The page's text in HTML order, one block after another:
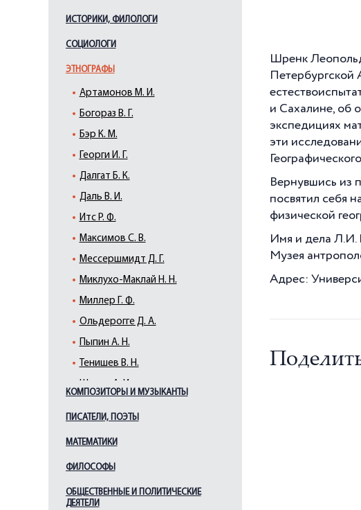
ИСТОРИКИ, ФИЛОЛОГИ
СОЦИОЛОГИ
ЭТНОГРАФЫ
Артамонов М. И.
Богораз В. Г.
Бэр К. М.
Георги И. Г.
Далгат Б. К.
Даль В. И.
Итс Р. Ф.
Максимов С. В.
Мессершмидт Д. Г.
Миклухо-Маклай Н. Н.
Миллер Г. Ф.
Ольдерогге Д. А.
Пыпин А. Н.
Тенишев В. Н.
КОМПОЗИТОРЫ И МУЗЫКАНТЫ
ПИСАТЕЛИ, ПОЭТЫ
МАТЕМАТИКИ
ФИЛОСОФЫ
ОБЩЕСТВЕННЫЕ И ПОЛИТИЧЕСКИЕ
ДЕЯТЕЛИ
Шренк Леопольд
Петербургской
и Сахалине, об
экспедициях
эти
Вернувшись из
посвятил себя
физической
Имя и дела Л.И.
Музея
Адрес: